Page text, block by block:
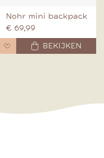
Nohr mini backpack
€ 69,99
BEKIJKEN